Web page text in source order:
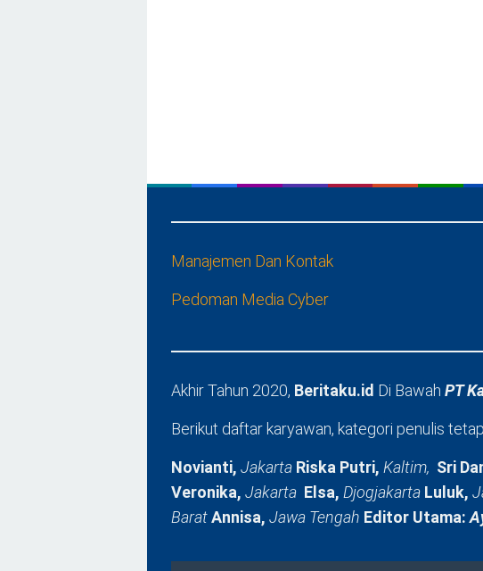
Manajemen Dan Kontak
Pedoman Media Cyber
Akhir Tahun 2020, Beritaku.id Di Bawah PT
Berikut daftar karyawan, kategori penulis
Novianti, Jakarta Riska Putri, Kaltim, Sri
Veronika, Jakarta Elsa, Djogjakarta Luluk,
BaratAnnisa, Jawa Tengah Editor Utama: